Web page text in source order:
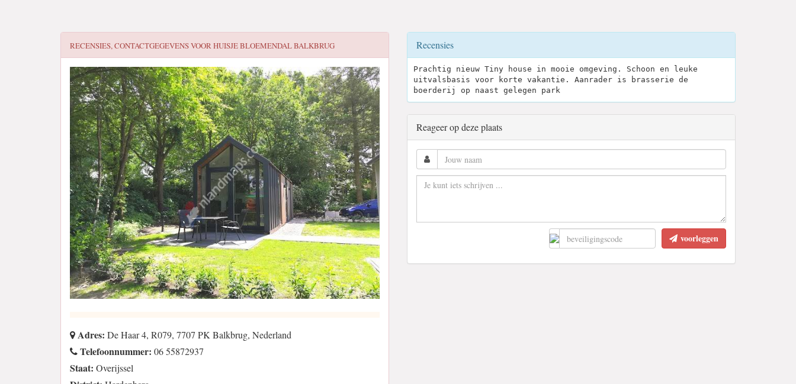
RECENSIES, CONTACTGEGEVENS VOORHUISJE BLOEMENDAL BALKBRUG
Adres: De Haar 4, R079, 7707 PK Balkbrug, Nederland
Telefoonnummer: 06 55872937
Staat: Overijssel
Recensies
Prachtig nieuw Tiny house in mooie omgeving. Schoon en leuke
uitvalsbasis voor korte vakantie. Aanrader is brasserie de
boerderij op naast gelegen park
Reageer op deze plaats
voorleggen